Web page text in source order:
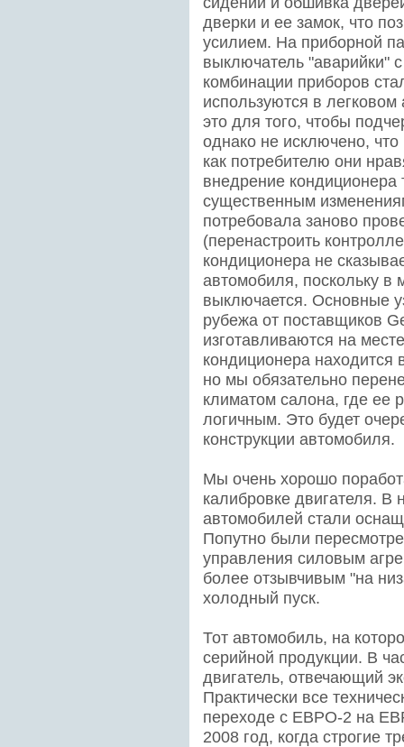
дверки и ее замок, что
усилием. На приборной
выключатель "аварийки"
комбинации приборов
используются в
это для того, чтобы
однако не исключено,
как потребителю они
внедрение кондиционера
существенным
потребовала заново
(перенастроить
кондиционера не
автомобиля, поскольку в
выключается. Основные
рубежа от поставщиков
изготавливаются на
кондиционера находится
но мы обязательно
климатом салона, где ее
логичным. Это будет
конструкции автомобиля.
Мы очень хорошо
калибровке двигателя. В
автомобилей стали
Попутно были
управления силовым
более отзывчивым "на
холодный пуск.
Тот автомобиль, на
серийной продукции. В
двигатель, отвечающий
Практически все
переходе с ЕВРО-2 на
2008 год, когда строгие